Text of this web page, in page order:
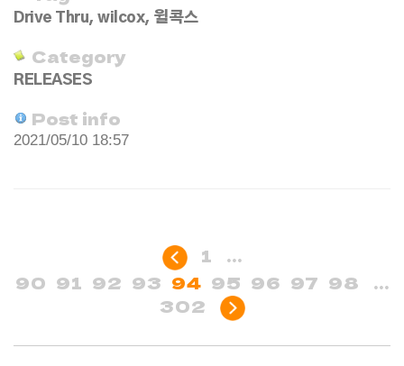
Drive Thru, wilcox, 윌콕스
Category
RELEASES
Post info
2021/05/10 18:57
1
...
90 91 92 93 94 95 96 97 98
...
302